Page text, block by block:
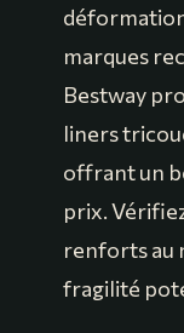
marques
Bestway
liners
offrant un
prix.
renforts au
fragilité